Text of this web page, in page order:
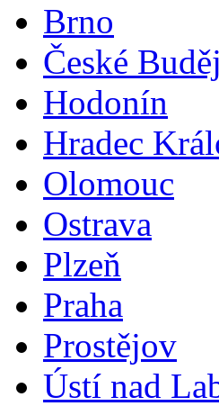
Brno
České
Hodonín
Hradec
Olomouc
Ostrava
Plzeň
Praha
Prostějov
Ústí nad